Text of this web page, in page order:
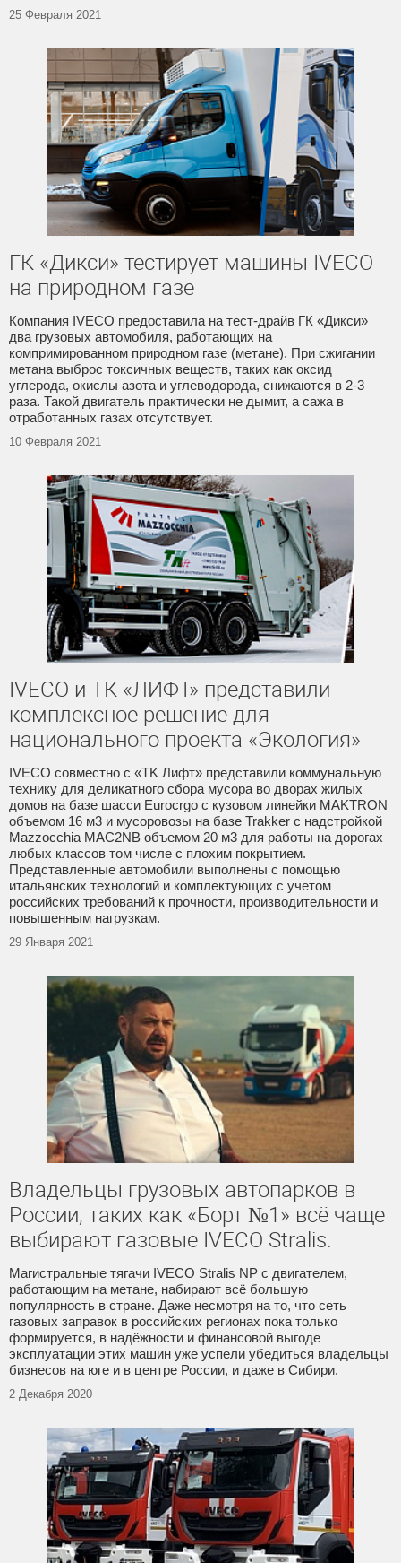
25 Февраля 2021
ГК «Дикси» тестирует машины IVECO
на природном газе
Компания IVECO предоставила на тест-драйв ГК «Дикси»
два грузовых автомобиля, работающих на
компримированном природном газе (метане). При сжигании
метана выброс токсичных веществ, таких как оксид
углерода, окислы азота и углеводорода, снижаются в 2-3
раза. Такой двигатель практически не дымит, а сажа в
отработанных газах отсутствует.
10 Февраля 2021
IVECO и ТК «ЛИФТ» представили
комплексное решение для
национального проекта «Экология»
IVECO совместно с «TK Лифт» представили коммунальную
технику для деликатного сбора мусора во дворах жилых
домов на базе шасси Eurocrgo c кузовом линейки MAKTRON
объемом 16 м3 и мусоровозы на базe Trakker c надстройкой
Mazzocchia MAC2NB объемом 20 м3 для работы на дорогах
любых классов том числе с плохим покрытием.
Представленные автомобили выполнены с помощью
итальянских технологий и комплектующих с учетом
российских требований к прочности, производительности и
повышенным нагрузкам.
29 Января 2021
Владельцы грузовых автопарков в
России, таких как «Борт №1» всё чаще
выбирают газовые IVECO Stralis.
Магистральные тягачи IVECO Stralis NP с двигателем,
работающим на метане, набирают всё большую
популярность в стране. Даже несмотря на то, что сеть
газовых заправок в российских регионах пока только
формируется, в надёжности и финансовой выгоде
эксплуатации этих машин уже успели убедиться владельцы
бизнесов на юге и в центре России, и даже в Сибири.
2 Декабря 2020